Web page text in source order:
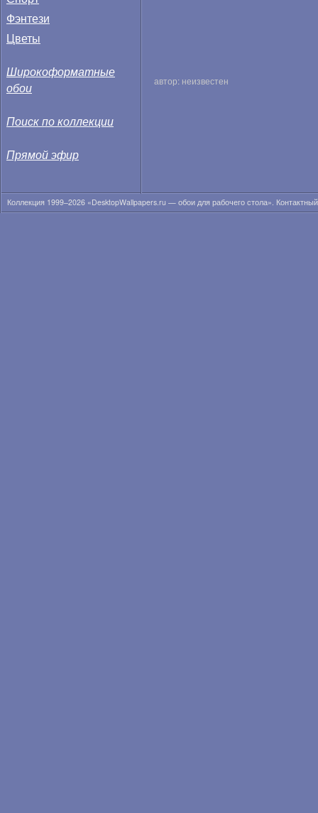
Фэнтези
Цветы
Широкоформатные
обои
Поиск по коллекции
Прямой эфир
автор: неизвестен
Коллекция 1999–2026 «DesktopWallpapers.ru — обои для рабочего стола».